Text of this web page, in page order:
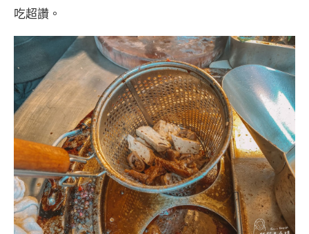
吃超讚。